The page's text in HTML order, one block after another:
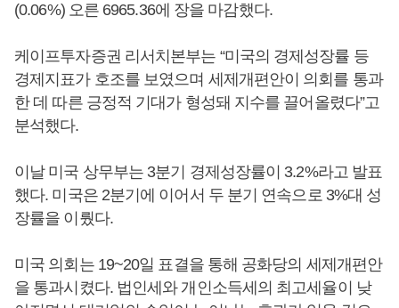
(0.06%) 오른 6965.36에 장을 마감했다.
케이프투자증권 리서치본부는 “미국의 경제성장률 등
경제지표가 호조를 보였으며 세제개편안이 의회를 통과
한 데 따른 긍정적 기대가 형성돼 지수를 끌어올렸다”고
분석했다.
이날 미국 상무부는 3분기 경제성장률이 3.2%라고 발표
했다. 미국은 2분기에 이어서 두 분기 연속으로 3%대 성
장률을 이뤘다.
미국 의회는 19~20일 표결을 통해 공화당의 세제개편안
을 통과시켰다. 법인세와 개인소득세의 최고세율이 낮